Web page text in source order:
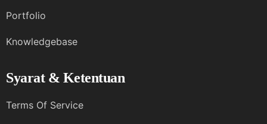
Portfolio
Knowledgebase
Syarat & Ketentuan
Terms Of Service